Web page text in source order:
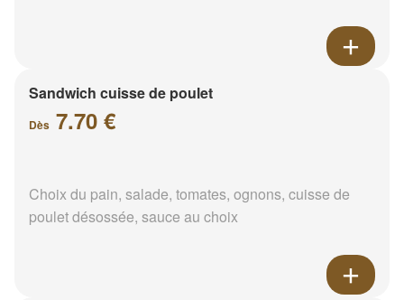
Sandwich cuisse de poulet
Dès 7.70 €
Choix du pain, salade, tomates, ognons, cuisse de
poulet désossée, sauce au choix